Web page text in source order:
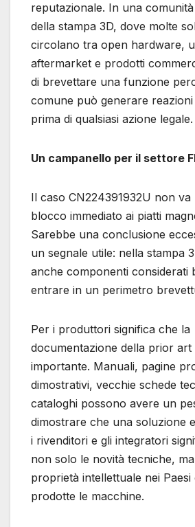
reputazionale. In una
della stampa 3D, dove molte
circolano tra open hardware,
aftermarket e prodotti
di brevettare una funzione
comune può generare
prima di qualsiasi azione legale.
Un campanello per il settore
Il caso CN224391932U non
blocco immediato ai piatti
Sarebbe una conclusione
un segnale utile: nella stampa
anche componenti considerati
entrare in un perimetro
Per i produttori significa che la
documentazione della prior art
importante. Manuali, pagine
dimostrativi, vecchie schede
cataloghi possono avere un
dimostrare che una soluzione
i rivenditori e gli integratori
non solo le novità tecniche,
proprietà intellettuale nei
prodotte le macchine.